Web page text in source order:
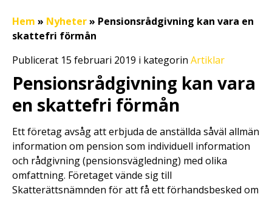
Hem » Nyheter» Pensionsrådgivning kan vara en
skattefri förmån
Publicerat 15 februari 2019 i kategorin Artiklar
Pensionsrådgivning kan vara
en skattefri förmån
Ett företag avsåg att erbjuda de anställda såväl allmän
information om pension som individuell information
och rådgivning (pensionsvägledning) med olika
omfattning. Företaget vände sig till
Skatterättsnämnden för att få ett förhandsbesked om